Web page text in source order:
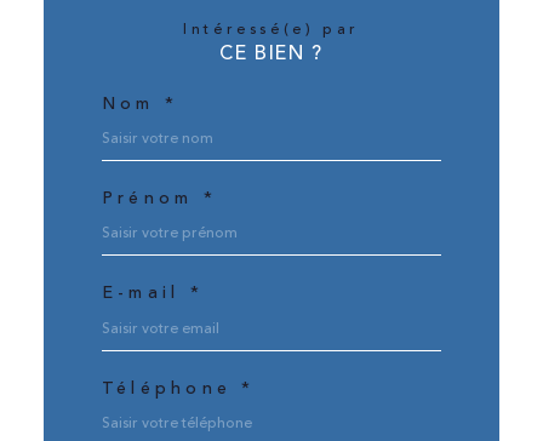
Intéressé(e) par
CE BIEN ?
Nom *
Prénom *
E-mail *
Téléphone *